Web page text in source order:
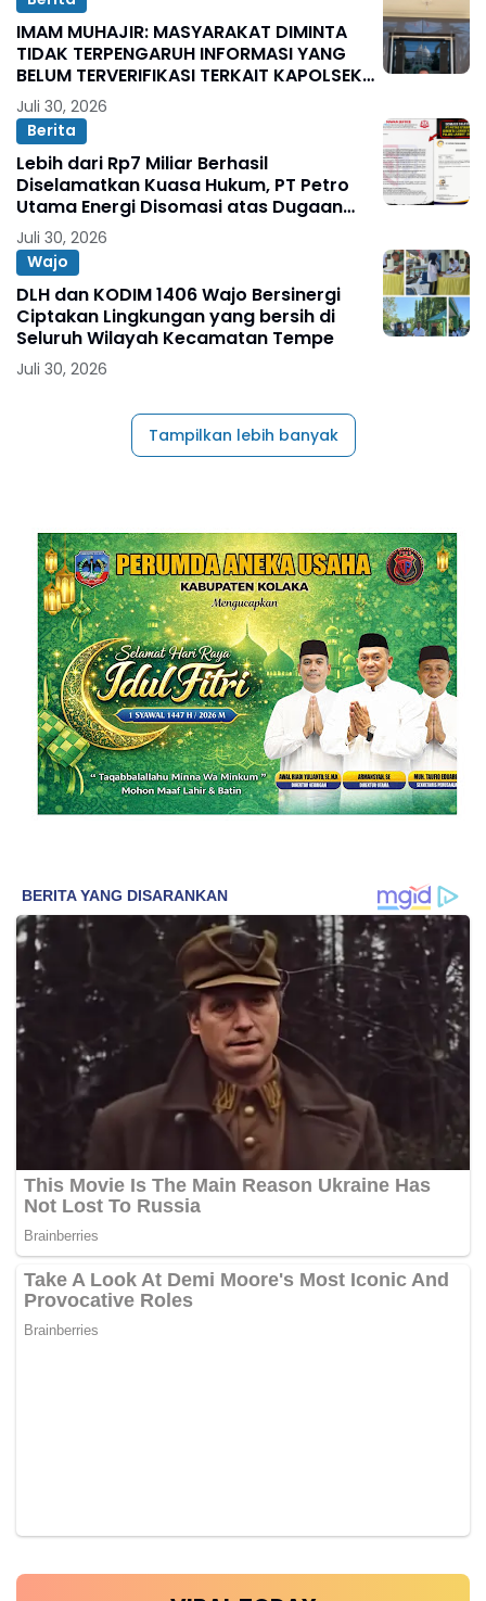
IMAM MUHAJIR: MASYARAKAT DIMINTA
TIDAK TERPENGARUH INFORMASI YANG
BELUM TERVERIFIKASI TERKAIT KAPOLSEK
BOLO
Juli 30, 2026
Berita
Lebih dari Rp7 Miliar Berhasil
Diselamatkan Kuasa Hukum, PT Petro
Utama Energi Disomasi atas Dugaan
Wanprestasi Pembayaran Success Fee
Juli 30, 2026
Wajo
DLH dan KODIM 1406 Wajo Bersinergi
Ciptakan Lingkungan yang bersih di
Seluruh Wilayah Kecamatan Tempe
Juli 30, 2026
Tampilkan lebih banyak